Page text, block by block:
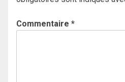
Commentaire *